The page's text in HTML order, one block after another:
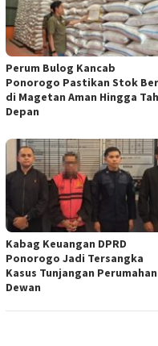
Perum Bulog Kancab
Ponorogo Pastikan Stok
di Magetan Aman Hingga
Depan
Kabag Keuangan DPRD
Ponorogo Jadi Tersangka
Kasus Tunjangan Perumahan
Dewan